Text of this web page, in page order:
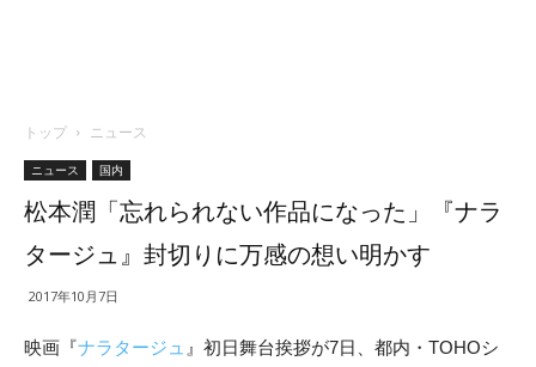
トップ ニュース
ニュース 国内
松本潤「忘れられない作品になった」『ナラ
タージュ』封切りに万感の想い明かす
2017年10月7日
映画『ナラタージュ 』初日舞台挨拶が7日、都内・TOHOシ